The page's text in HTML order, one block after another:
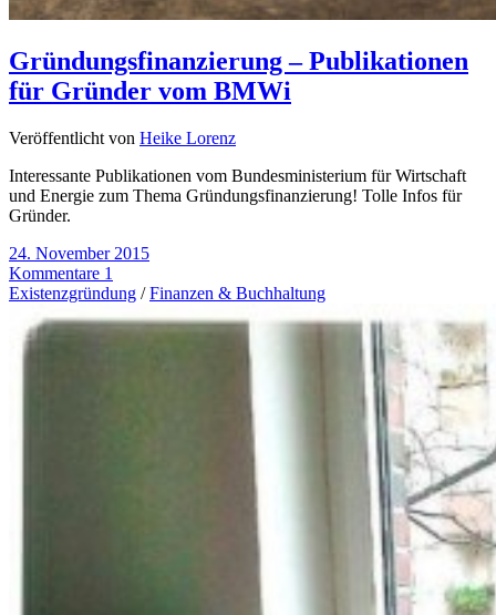
Gründungsfinanzierung – Publikationen
für Gründer vom BMWi
Veröffentlicht von Heike Lorenz
Interessante Publikationen vom Bundesministerium für Wirtschaft
und Energie zum Thema Gründungsfinanzierung! Tolle Infos für
Gründer.
24. November 2015
Kommentare 1
Existenzgründung /Finanzen & Buchhaltung